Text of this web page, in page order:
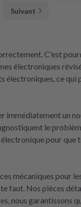
pages
Suivant
C'est
électroniques
ce
immédiatement un
le
pour
mécaniques pour
faut. Nos pièces
nous garantissons